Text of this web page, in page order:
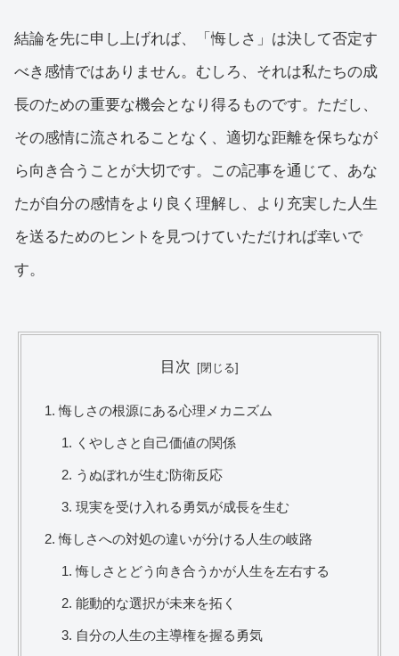
結論を先に申し上げれば、「悔しさ」は決して否定す
べき感情ではありません。むしろ、それは私たちの成
長のための重要な機会となり得るものです。ただし、
その感情に流されることなく、適切な距離を保ちなが
ら向き合うことが大切です。この記事を通じて、あな
たが自分の感情をより良く理解し、より充実した人生
を送るためのヒントを見つけていただければ幸いで
す。
目次
悔しさの根源にある心理メカニズム
くやしさと自己価値の関係
うぬぼれが生む防衛反応
現実を受け入れる勇気が成長を生む
悔しさへの対処の違いが分ける人生の岐路
悔しさとどう向き合うかが人生を左右する
能動的な選択が未来を拓く
自分の人生の主導権を握る勇気